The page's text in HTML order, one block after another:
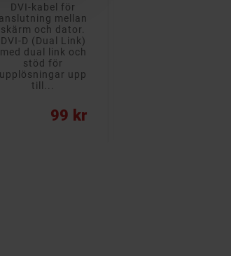
Aktiv adapter för att
ansluta DisplayPort
till VGA, med stöd för
upplösningar upp till
1920 x 1080 i 60 Hz.
159 kr